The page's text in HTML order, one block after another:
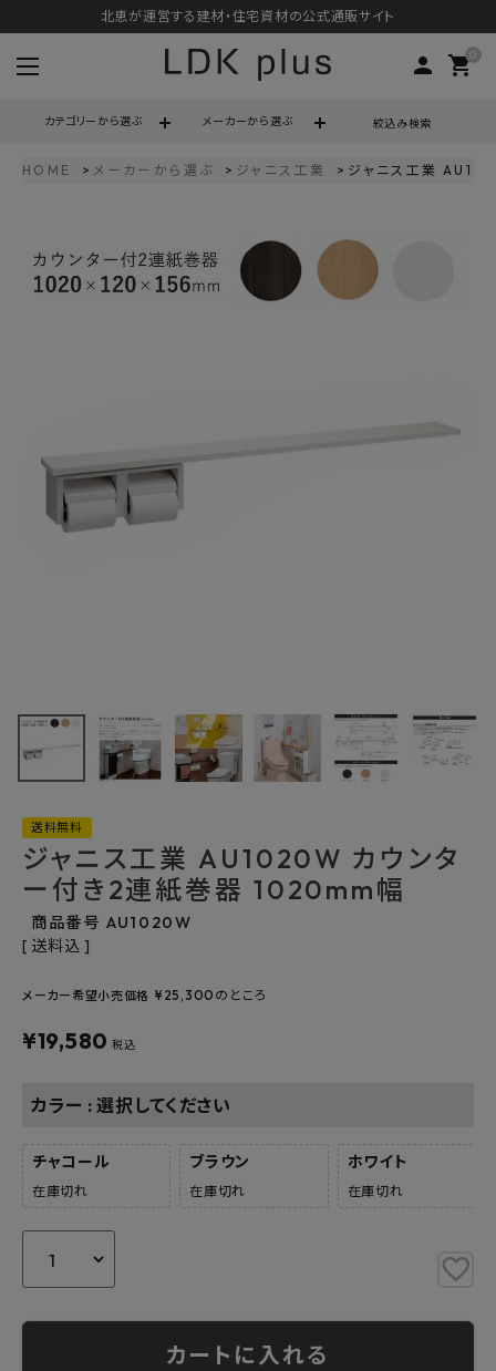
北恵が運営する建材・住宅資材の公式通販サイト
person 0
shopping_cart
カテゴリーから選ぶ メーカーから選ぶ 絞込み検索
call 06-6121-9302
meeting_room person 会員登録
最近チェックした商品
巻器 1020mm幅
FAX注文はこちらから
カテゴリーから選ぶ
メーカーから選ぶ
ご利用ガイド
よくあるご質問
お問い合わせ
メルマガ登録
特定商取引法について
プライバシーポリシー
HOME メーカーから選ぶ ジャニス工業 ジャニス工業
送料無料
ジャニス工業 AU1020W カウンタ
ー付き2連紙巻器 1020mm幅
商品番号 AU1020W
送料込
メーカー希望小売価格 ¥ 25,300 のところ
¥19,580 税込
カラー 選択してください
チャコール
在庫切れ
ブラウン
在庫切れ
ホワイト
在庫切れ
カートに入れる